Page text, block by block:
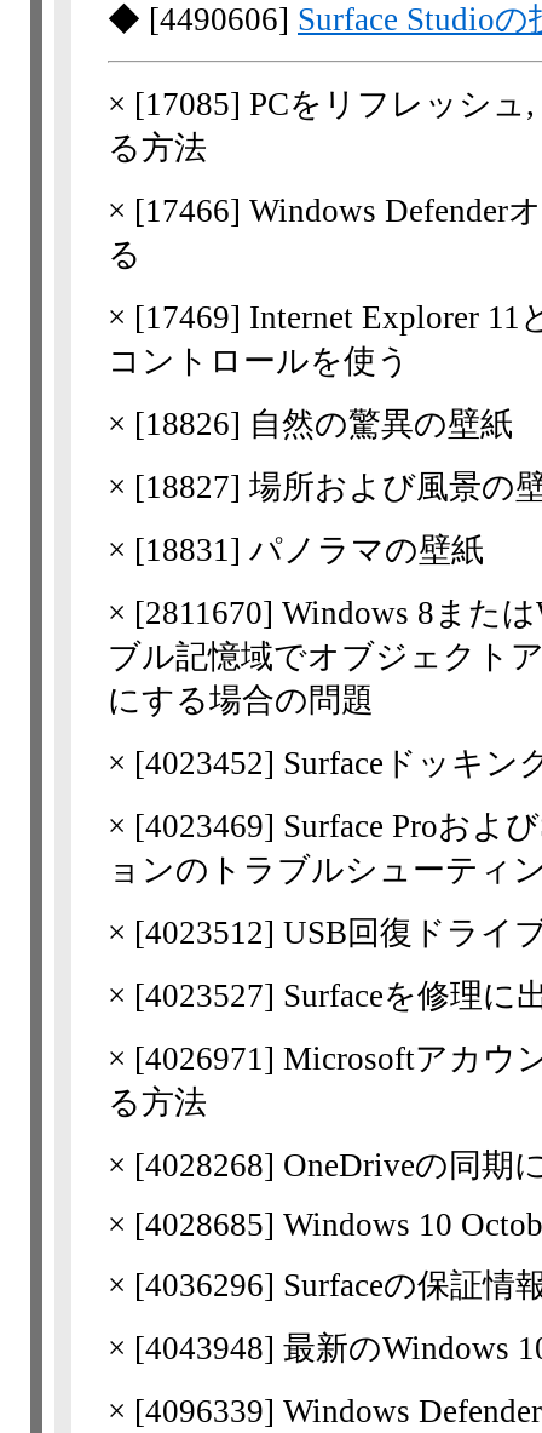
◆ [4490606] Surface Studio
× [17085] PCをリフレッシュ
る方法
× [17466] Windows Defender
る
× [17469] Internet Explorer 11
コントロールを使う
× [18826] 自然の驚異の壁紙
× [18827] 場所および風景の
× [18831] パノラマの壁紙
× [2811670] Windows 8また
ブル記憶域でオブジェクト
にする場合の問題
× [4023452] Surfaceドッキン
× [4023469] Surface Proおよ
ョンのトラブルシューティ
× [4023512] USB回復ドライ
× [4023527] Surfaceを修理に
× [4026971] Microsoftアカウ
る方法
× [4028268] OneDriveの同期
× [4028685] Windows 10
× [4036296] Surfaceの保証情
× [4043948] 最新のWindows
× [4096339] Windows